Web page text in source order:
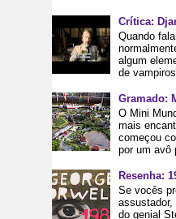
Crítica:
Quando
algum
de
Gramado:
O Mini
mais
começou
por um avô
Resenha:
Se vocês
assustador,
do genial